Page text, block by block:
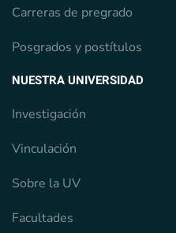
Carreras de pregrado
Posgrados y postítulos
NUESTRA UNIVERSIDAD
Investigación
Vinculación
Sobre la UV
Facultades